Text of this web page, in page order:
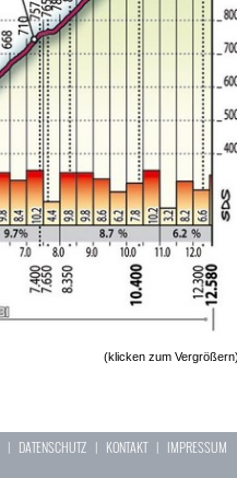
(klicken zum
| DATENSCHUTZ | KONTAKT| IMPRESSUM